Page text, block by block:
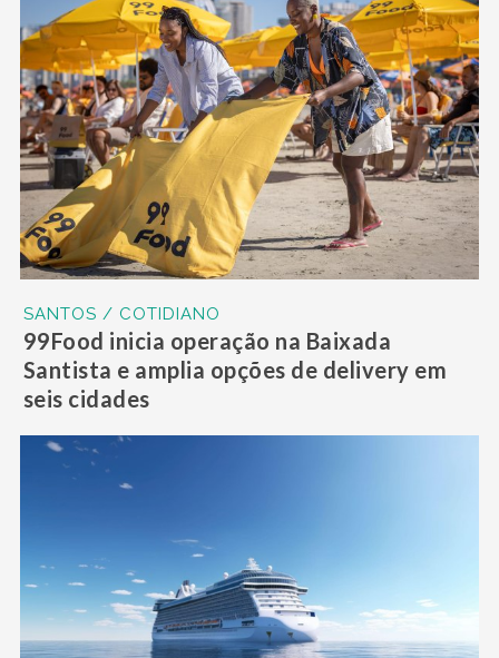
SANTOS / COTIDIANO
99Food inicia operação na Baixada
Santista e amplia opções de delivery em
seis cidades